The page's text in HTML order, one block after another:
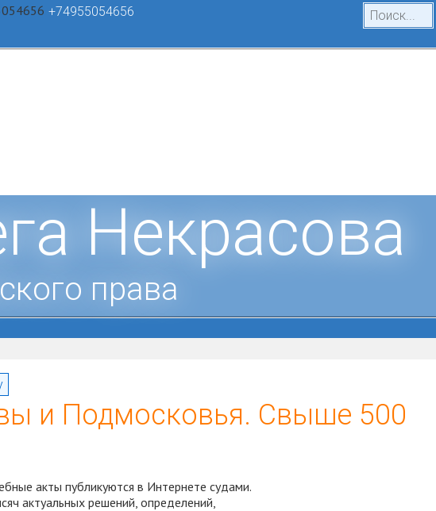
+74955054656
Некрасова
права
и Подмосковья. Свыше 500
акты публикуются в Интернете судами.
актуальных решений, определений,